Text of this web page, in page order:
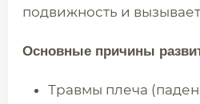
подвижность и
Основные причины
Травмы плеча